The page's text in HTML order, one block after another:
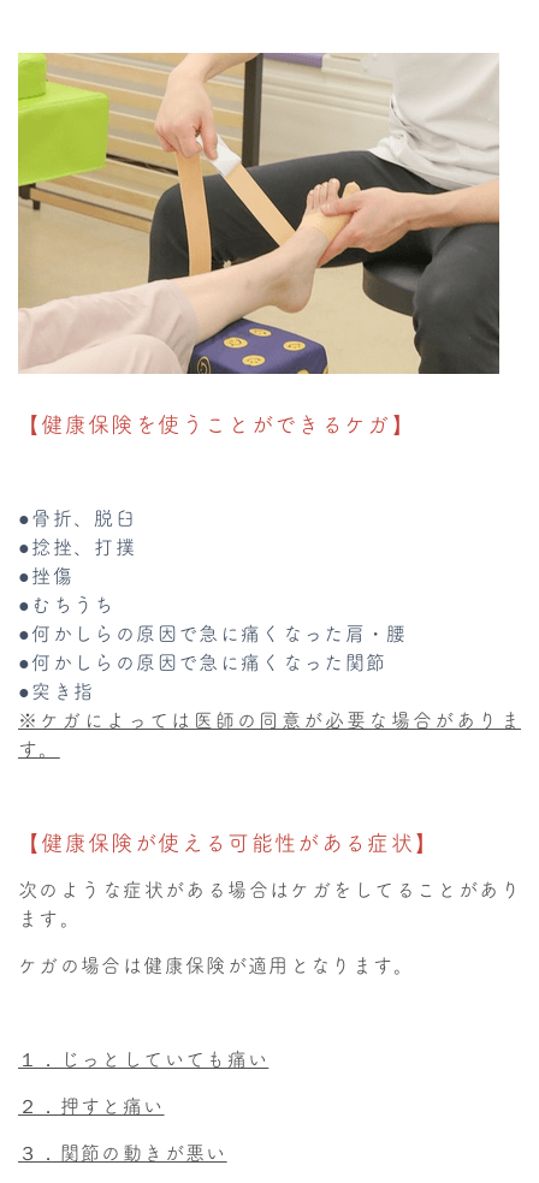
【健康保険を使うことができるケガ】
●骨折、脱臼
●捻挫、打撲
●挫傷
●むちうち
●何かしらの原因で急に痛くなった肩・腰
●何かしらの原因で急に痛くなった関節
●突き指
※ケガによっては医師の同意が必要な場合がありま
す。
【健康保険が使える可能性がある症状】
次のような症状がある場合はケガをしてることがあり
ます。
ケガの場合は健康保険が適用となります。
１．じっとしていても痛い
２．押すと痛い
３．関節の動きが悪い